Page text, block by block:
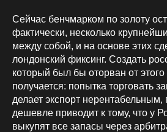
Сейчас бенчмарком по золоту
фактически, несколько
между собой, и на основе этих
лондонский фиксинг. Создать
который был бы оторван от
получается: попытка торговать
делает экспорт нерентабельным,
дешевле приводит к тому, что у
выкупят все запасы через